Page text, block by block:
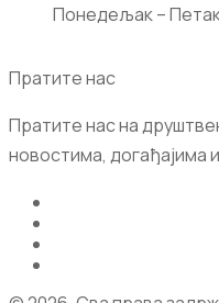
Понедељак –
Пратите нас
Пратите нас на
новостима, догађајима